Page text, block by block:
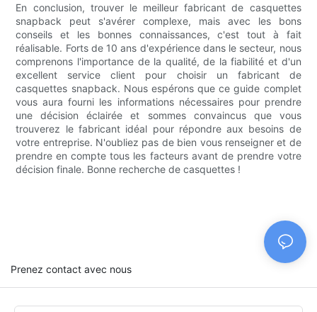
En conclusion, trouver le meilleur fabricant de casquettes
snapback peut s'avérer complexe, mais avec les bons
conseils et les bonnes connaissances, c'est tout à fait
réalisable. Forts de 10 ans d'expérience dans le secteur, nous
comprenons l'importance de la qualité, de la fiabilité et d'un
excellent service client pour choisir un fabricant de
casquettes snapback. Nous espérons que ce guide complet
vous aura fourni les informations nécessaires pour prendre
une décision éclairée et sommes convaincus que vous
trouverez le fabricant idéal pour répondre aux besoins de
votre entreprise. N'oubliez pas de bien vous renseigner et de
prendre en compte tous les facteurs avant de prendre votre
décision finale. Bonne recherche de casquettes !
Prenez contact avec nous